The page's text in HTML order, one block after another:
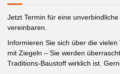
Jetzt Termin für eine
vereinbaren.
Informieren Sie sich über die
mit Ziegeln – Sie werden
Traditions-Baustoff wirklich ist.